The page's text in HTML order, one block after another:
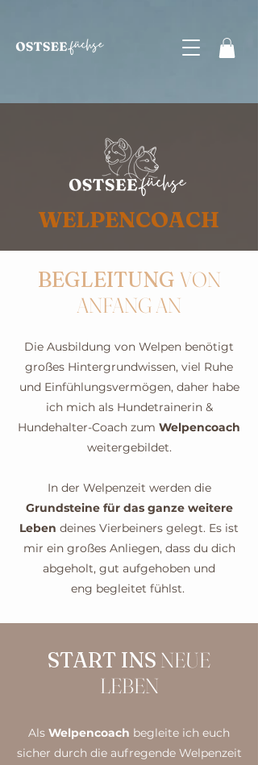
WELPENCOACH
BEGLEITUNG VON
ANFANG AN
Die Ausbildung von Welpen benötigt
großes Hintergrundwissen, viel Ruhe
und Einfühlungsvermögen, daher habe
ich mich als Hundetrainerin &
Hundehalter-Coach zum Welpencoach
weitergebildet.
In der Welpenzeit werden die
Grundsteine für das ganze weitere
Leben deines Vierbeiners gelegt. Es ist
mir ein großes Anliegen, dass du dich
abgeholt, gut aufgehoben und
eng begleitet fühlst.
START INS NEUE
LEBEN
Als Welpencoach begleite ich euch
sicher durch die aufregende Welpenzeit